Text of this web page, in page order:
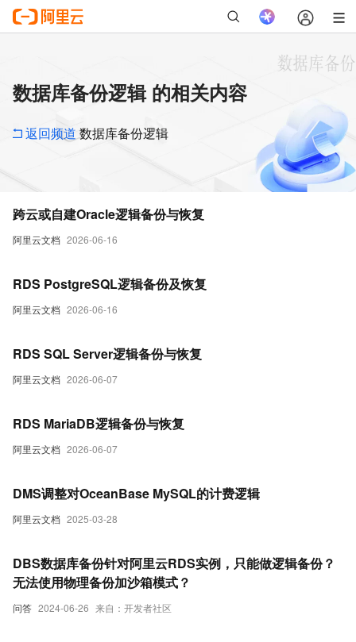
数据库备份逻辑 的相关内容
返回频道 数据库备份逻辑
阿里云文档 2026-06-16
跨云或自建Oracle逻辑备份与恢复
阿里云文档 2026-06-16
RDS PostgreSQL逻辑备份及恢复
阿里云文档 2026-06-07
RDS SQL Server逻辑备份与恢复
阿里云文档 2026-06-07
RDS MariaDB逻辑备份与恢复
阿里云文档 2025-03-28
DMS调整对OceanBase MySQL的计费逻辑
问答 2024-06-26 来自：开发者社区
DBS数据库备份针对阿里云RDS实例，只能做逻辑备份？
无法使用物理备份加沙箱模式？